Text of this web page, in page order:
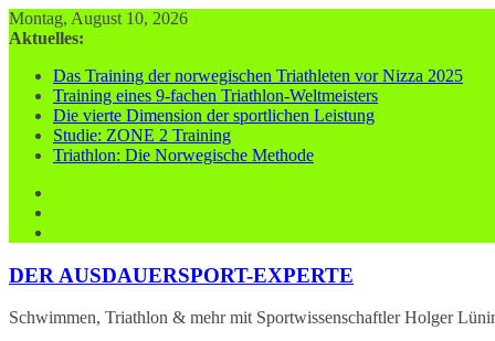
Zum
Inhalt
Montag, August 10, 2026
Aktuelles:
Das Training der norwegischen Triathleten vor Nizza 2025
Training eines 9-fachen Triathlon-Weltmeisters
Die vierte Dimension der sportlichen Leistung
Studie: ZONE 2 Training
Triathlon: Die Norwegische Methode
DER AUSDAUERSPORT-EXPERTE
Schwimmen, Triathlon & mehr mit Sportwissenschaftler Holger